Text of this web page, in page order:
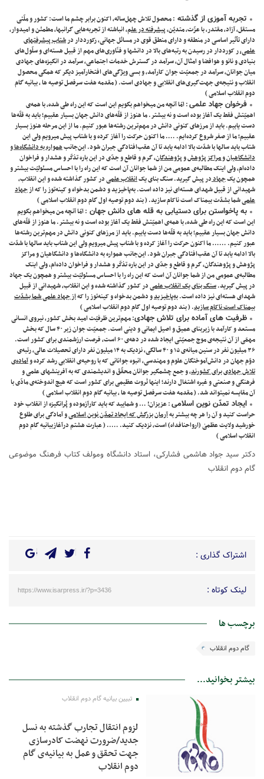
تجربه آموزی از گذشته : محصول تلاش چهل‌ساله، اکنون برابر چشم ما است: کشور و ملّتی
مستقل، آزاد، مقتدر، با عزّت، متدیّن،پیشرفته در علم، انباشته از تجربه‌هایی گرانبها، مطمئن و امیدوار،
دارای تأثیر اساسی در منطقه و دارای منطق قوی در مسائل جهانی، رکورددار درشتاب پیشرفتهای
علمی،ر کورددار در رسیدن به رتبه‌های بالا در دانشها و فنّاوری‌های مهم از قبیل هسته‌ای و سلّول‌های
بنیادی و نانو و هوافضا و امثال آن، سرآمد در گسترش خدمات اجتماعی، سرآمد در انگیزه‌های جهادی
میان جوانان، سرآمد در جمعیّت جوان کارآمد، و بسی ویژگی‌های افتخارآمیز دیگر که همگی محصول
انقلاب و نتیجه‌ی جهت‌گیری‌های انقلابی و جهادی است. ( مقدمه هفت سرفصل توصیه ها ، بیانیه گام
دوم انقلاب اسلامی )
فرخوان جهاد علمی: امّا آنچه من میخواهم بگویم این است که این راه طی شده، با همه‌ی
اهمیّتش فقط یک آغاز بوده است و نه بیشتر. ما هنوز از قلّه‌های دانش جهان بسیار عقبیم؛ باید به قلّه‌ها
دست یابیم. باید از مرزهای کنونی دانش در مهم‌ترین رشته‌ها عبور کنیم. ما از این مرحله هنوز بسیار
عقبیم؛ ما از صفر شروع کرده‌ایم. …. ما اکنون حرکت را ‌آغاز کرده و با شتاب پیش میرویم ولی این
شتاب باید سالها با شدّت بالا ادامه یابد تا آن عقب‌افتادگی جبران شود. این‌جانبهمواره به دانشگاه‌ها و
دانشگاهیان و مراکز پژوهش و پژوهندگان، گرم و قاطع و جدّی در این باره تذکّر و هشدار و فراخوان
داده‌ام، ولی اینک مطالبه‌ی عمومی من از شما جوانان آن است که این راه را با احساس مسئولیّت بیشتر و
همچون یکجهاددر پیش گیرید. سنگ بنای یکانقلاب علمیدر کشور گذاشته شده و این انقلاب،
شهیدانی از قبیل شهدای هسته‌ای نیز داده است. به‌پاخیزید و دشمن بدخواه و کینه‌توز را که ازجهاد
علمیشما بشدّت بیمناک است ناکام سازید. ( بند دوم توصیه اول گام دوم انقلاب اسلامی )
به پاخواستن برای دستیابی به قله های دانش جهان : امّا آنچه من میخواهم بگویم
این است که این راه طی شده، با همه‌ی اهمیّتش فقط یک آغاز بوده است و نه بیشتر. ما هنوز از قلّه‌های
دانش جهان بسیار عقبیم؛ باید به قلّه‌ها دست یابیم. باید از مرزهای کنونی دانش در مهم‌ترین رشته‌ها
عبور کنیم. …… ما اکنون حرکت را ‌آغاز کرده و با شتاب پیش میرویم ولی این شتاب باید سالها با شدّت
بالا ادامه یابد تا آن عقب‌افتادگی جبران شود. این‌جانب همواره به دانشگاه‌ها و دانشگاهیان و مراکز
پژوهش و پژوهندگان، گرم و قاطع و جدّی در این باره تذکّر و هشدار و فراخوان داده‌ام، ولی اینک
مطالبه‌ی عمومی من از شما جوانان آن است که این راه را با احساس مسئولیّت بیشتر و همچون یک جهاد
در پیش گیرید.سنگ بنای یک انقلاب علمیدر کشور گذاشته شده و این انقلاب، شهیدانی از قبیل
شهدای هسته‌ای نیز داده است.به‌پاخیزیدو دشمن بدخواه و کینه‌توز را کهاز جهاد علمی شما بشدّت
بیمناک است ناکام سازید. ( بند دوم توصیه اول گام دوم انقلاب اسلامی )
ظرفیت های آماده‌ برای تلاش جهادی: مهم‌ترین ظرفیّت امید بخش کشور، نیروی انسانی
مستعد و کارآمد با زیربنای عمیق و اصیل ایمانی و دینی است. جمعیّت جوان زیر ۴۰ ‌سال که بخش
مهمّی از آن نتیجه‌ی موج جمعیّتی ایجاد شده در دهه‌ی ۶۰ است، فرصت ارزشمندی برای کشور است.
۳۶ میلیون نفر در سنین میانه‌ی ۱۵ و ۴۰ سالگی، نزدیک به ۱۴ میلیون نفر دارای تحصیلات عالی، رتبه‌ی
دوّم جهان در دانش‌آموختگان علوم و مهندسی، انبوه جوانانی که با روحیه‌ی انقلابی رشد کرده وآماده‌ی
تلاش جهادی برای کشورند، و جمع چشمگیر جوانان محقّق و اندیشمندی که به آفرینشهای علمی و
فرهنگی و صنعتی و غیره اشتغال دارند؛ اینها ثروت عظیمی برای کشور است که هیچ اندوخته‌ی مادّی با
آن مقایسه نمیتواند شد. ( مقدمه هفت سرفصل توصیه ها ، بیانیه گام دوم انقلاب اسلامی )
ایجاد تمدّن نوین اسلامی: عزیزان! … و شمایید که باید کارآزموده و پُرانگیزه از انقلاب خود
حراست کنید و آن را هر چه بیشتر بهآرمان بزرگش که ایجاد تمدّن نوین اسلامیو آمادگی برای طلوع
خورشید ولایت عظمیٰ (ارواحنافداه) است، نزدیک کنید. ….. ( عبارت هشتم درآغازبیانیه گام دوم
انقلاب اسلامی )
دکتر سید جواد هاشمی فشارکی، استاد دانشگاه ومولف کتاب فرهنگ موضوعی
گام دوم انقلاب
اشتراک گذاری :
لینک کوتاه : https://www.isarpress.ir/?p=3436
برچسب ها
گام دوم انقلاب
بیشتر بخوانید...
تبیین بیانیه گام دوم انقلاب
لزوم انتقال تجارب گذشته به نسل
جدید/ضرورت نهضت کادرسازی
جهت تحقق و عمل به بیانیه‌ی گام
دوم انقلاب